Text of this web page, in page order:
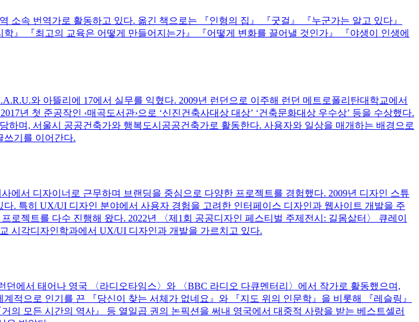
속 번역가로 활동하고 있다. 옮긴 책으로는 『인형의 집』 『굿걸』 『누군가는 알고 있다』
』 『최고의 교육은 어떻게 만들어지는가』 『어떻게 변화를 끌어낼 것인가』 『야생이 인생에
와 아뜰리에 17에서 실무를 익혔다. 2009년 런던으로 이주해 런던 메트로폴리탄대학교에서
년 첫 준공작인 ‹매곡도서관›으로 ‘신진건축사대상 대상’ ‘건축문화대상 우수상’ 등을 수상했다.
며, 서울시 공공건축가와 행복도시공공건축가로 활동한다. 사용자와 일상을 매개하는 배경으로
쓰기를 이어간다.
서 디자이너로 근무하며 브랜딩을 중심으로 다양한 프로젝트를 경험했다. 2009년 디자인 스튜
. 특히 UX/UI 디자인 분야에서 사용자 경험을 고려한 인터페이스 디자인과 웹사이트 개발을 주
젝트를 다수 진행해 왔다. 2022년 〈제1회 공공디자인 페스티벌 주제전시: 길몸삶터〉 큐레이
시각디자인학과에서 UX/UI 디자인과 개발을 가르치고 있다.
에서 태어나 영국 〈라디오타임스〉와 〈BBC 라디오 다큐멘터리〉에서 작가로 활동했으며,
적으로 인기를 끈 『당신이 찾는 서체가 없네요』와 『지도 위의 인문학』을 비롯해 『레슬링』
의 모든 시간의 역사』 등 열일곱 권의 논픽션을 써내 영국에서 대중적 사랑을 받는 베스트셀러